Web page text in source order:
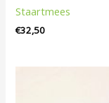
Staartmees
€32,50